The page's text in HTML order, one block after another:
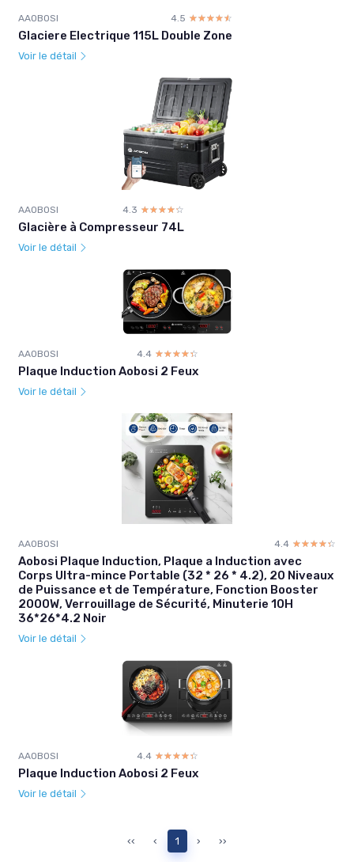
AAOBOSI 4.5 ☆☆☆☆☆
★★★★★
Glaciere Electrique 115L Double Zone
Voir le détail
AAOBOSI 4.3 ☆☆☆☆☆
★★★★★
Glacière à Compresseur 74L
Voir le détail
AAOBOSI 4.4 ☆☆☆☆☆
★★★★★
Plaque Induction Aobosi 2 Feux
Voir le détail
AAOBOSI 4.4 ☆☆☆☆☆
★★★★★
Aobosi Plaque Induction, Plaque a Induction avec
Corps Ultra-mince Portable (32 * 26 * 4.2), 20 Niveaux
de Puissance et de Température, Fonction Booster
2000W, Verrouillage de Sécurité, Minuterie 10H
36*26*4.2 Noir
Voir le détail
AAOBOSI 4.4 ☆☆☆☆☆
★★★★★
Plaque Induction Aobosi 2 Feux
Voir le détail
‹‹ ‹ 1 › ››